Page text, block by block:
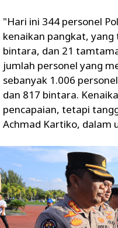
"Hari ini 344 personel
kenaikan pangkat,
bintara, dan 21
jumlah personel yang
sebanyak 1.006
dan 817 bintara.
pencapaian, tetapi
Achmad Kartiko, dalam